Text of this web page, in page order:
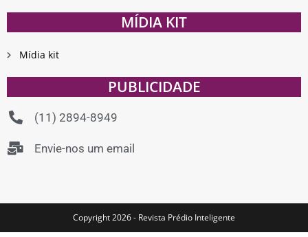
MÍDIA KIT
Mídia kit
PUBLICIDADE
(11) 2894-8949
Envie-nos um email
Copyright 2026 - Revista Prédio Inteligente